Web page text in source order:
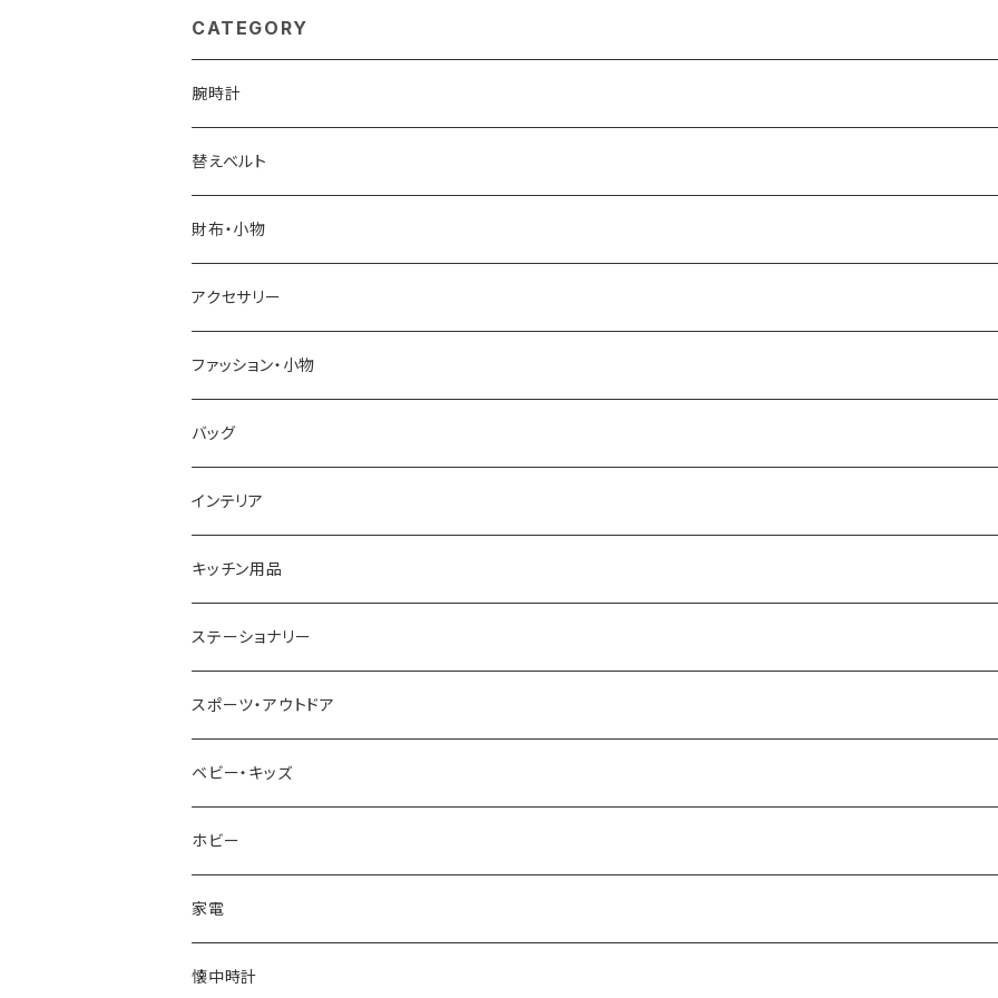
CATEGORY
腕時計
ELGIN
SALVATORE MARRA
CASIO
GRANDEUR
COGU
GAGA MILANO
CACTUS
TIMEX
NIXON
AVALANCHE
ORIENT
ZEPPELIN
SKAGEN
替えベルト
COACH
DANIEL WELLINGTON
LACOSTE
DIESEL
MICHAEL KORS
NO BRAND
財布・小物
SONNE
DUCT
TRANSNUMBER
SAAMA HOMME
ARNOLD PALMER
MICHAEL KORS
DIESEL
ALV
Merge
ETTINGER
COACH
アクセサリー
GUCCI
TIFFANY&CO
FOLLI FOLLIE
POLICE
PAUL HEWITT
22designstudio
BOTTEGA VENETA
EMPORIO ARMANI
CALVIN KLEIN
DANIEL WELLINGTON
ファッション・小物
DAKS
栃木レザー
NIKE
DUNHILL
NEWYORKER
OROBIANCO
Ellese
COLEMAN
MONTBLANC
バッグ
MANHATTAN PORTAGE
United HOMME
RODANIA
BEAMZSQUARE
BLAZER CLUB
ANDY HAWARD
G GUSTO
GULLWING
インテリア
CRYSTOCRAFT
SEIKO
CITIZEN
BRAUN
RHYTHM
BLOSSOM
MONDAINE
キッチン用品
I'mD
Helios
VALENTINO VISCANI
ステーショナリー
LAMY
WATERMAN
PARKER
PELIKAN
CROSS
スポーツ・アウトドア
Trangia
Barebones
FEUERHAND
CASIO
ベビー・キッズ
ふわりぃ
ERGO BABY
ホビー
その他
AMOS
家電
CREATE
懐中時計